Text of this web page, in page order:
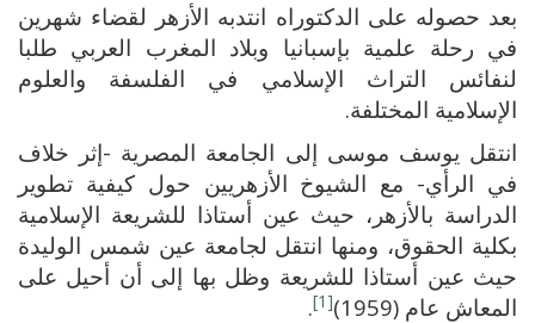
بعد حصوله على الدكتوراه انتدبه الأزهر لقضاء شهرين
في رحلة علمية بإسبانيا وبلاد المغرب العربي طلبا
لنفائس التراث الإسلامي في الفلسفة والعلوم
الإسلامية المختلفة.
انتقل يوسف موسى إلى الجامعة المصرية -إثر خلاف
في الرأي- مع الشيوخ الأزهريين حول كيفية تطوير
الدراسة بالأزهر، حيث عين أستاذا للشريعة الإسلامية
بكلية الحقوق، ومنها انتقل لجامعة عين شمس الوليدة
حيث عين أستاذا للشريعة وظل بها إلى أن أحيل على
المعاش عام (1959)
[1]
.